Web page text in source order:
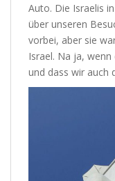
Auto. Die Israelis
über unseren
vorbei, aber sie
Israel. Na ja,
und dass wir